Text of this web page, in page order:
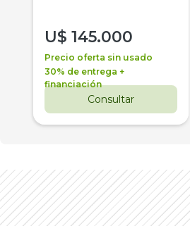
U$ 145.000
Precio oferta sin usado
30% de entrega +
financiación
Consultar